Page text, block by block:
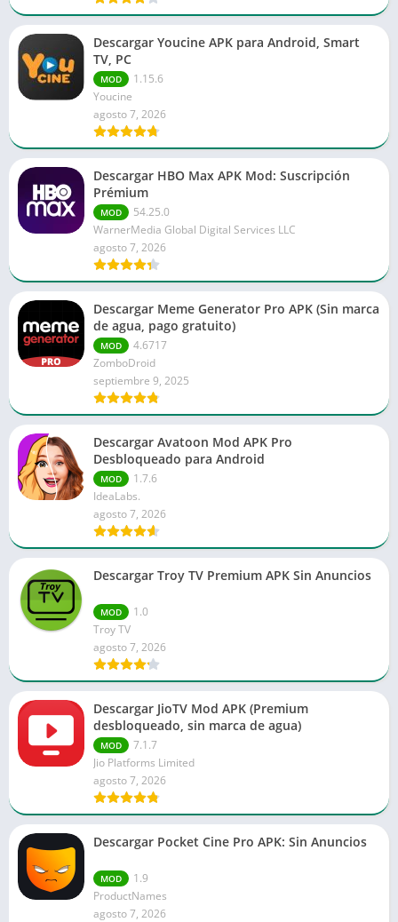
Descargar Youcine APK para Android, Smart
TV, PC
MOD
1.15.6
Youcine
agosto 7, 2026
Descargar HBO Max APK Mod: Suscripción
Prémium
MOD
54.25.0
WarnerMedia Global Digital Services LLC
agosto 7, 2026
Descargar Meme Generator Pro APK (Sin marca
de agua, pago gratuito)
MOD
4.6717
ZomboDroid
septiembre 9, 2025
Descargar Avatoon Mod APK Pro
Desbloqueado para Android
MOD
1.7.6
IdeaLabs.
agosto 7, 2026
Descargar Troy TV Premium APK Sin Anuncios
MOD
1.0
Troy TV
agosto 7, 2026
Descargar JioTV Mod APK (Premium
desbloqueado, sin marca de agua)
MOD
7.1.7
Jio Platforms Limited
agosto 7, 2026
Descargar Pocket Cine Pro APK: Sin Anuncios
MOD
1.9
ProductNames
agosto 7, 2026